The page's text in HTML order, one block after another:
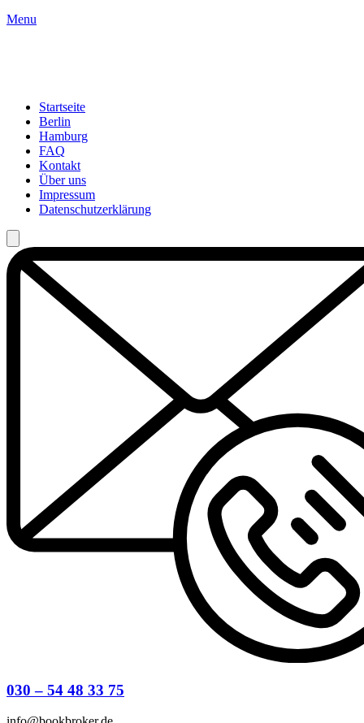
Menu
Startseite
Berlin
Hamburg
FAQ
Kontakt
Über uns
Impressum
Datenschutzerklärung
030 – 54 48 33 75